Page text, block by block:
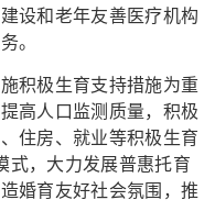
设和老年友善医疗机构
。
极生育支持措施为重
高人口监测质量，积极
住房、就业等积极生育
式，大力发展普惠托育
婚育友好社会氛围，推